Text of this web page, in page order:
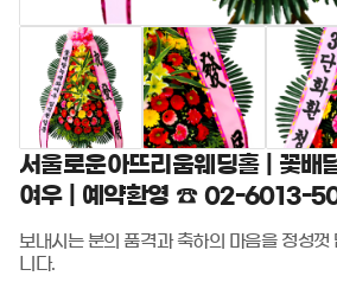
서울로운아뜨리움웨딩홀 | 꽃배
여우 | 예약환영 ☎ 02-6013-
보내시는 분의 품격과 축하의 마음을 정성
니다.